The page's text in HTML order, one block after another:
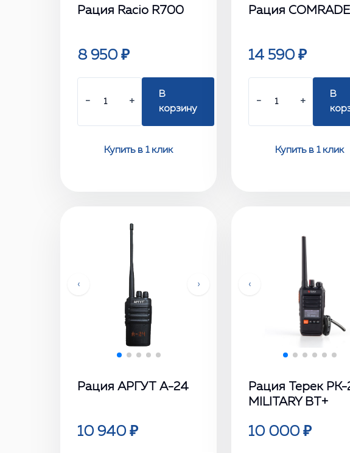
Рация Racio R700
8 950 ₽
− +
В
корзину
Купить в 1 клик
Рация
14 590 ₽
− +
В
Купить в 1 клик
‹ ›
Рация АРГУТ А-24
10 940 ₽
‹
Рация Терек РК-
MILITARY BT+
10 000 ₽